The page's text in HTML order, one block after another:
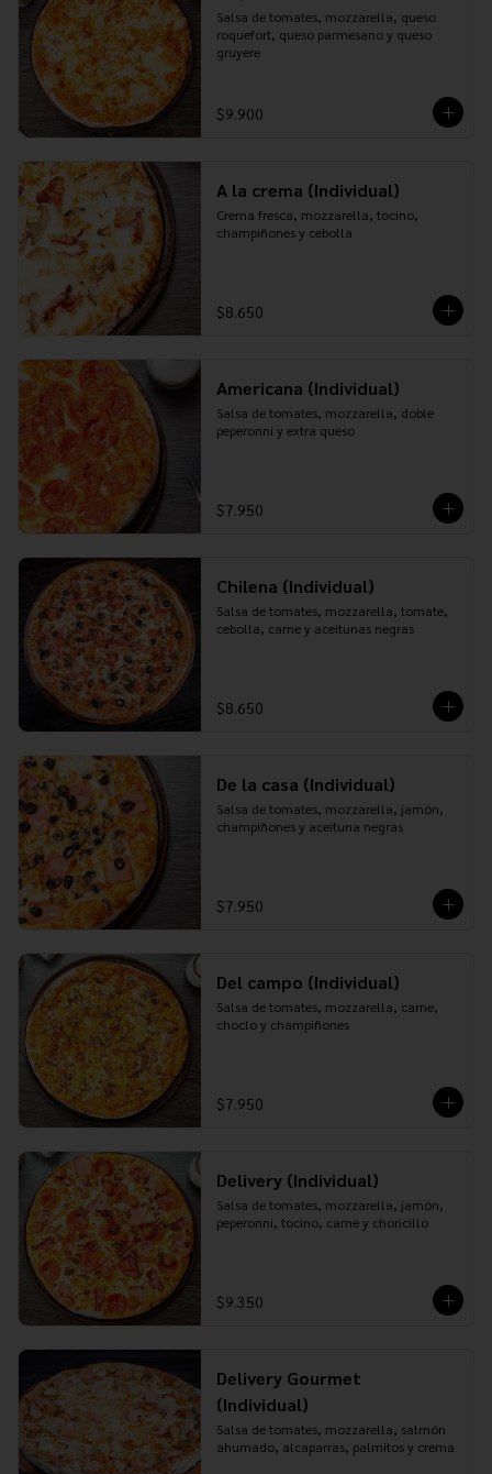
Salsa de tomates, mozzarella, queso
roquefort, queso parmesano y queso
gruyere
$9.900
A la crema (Individual)
Crema fresca, mozzarella, tocino,
champiñones y cebolla
$8.650
Americana (Individual)
Salsa de tomates, mozzarella, doble
peperonni y extra queso
$7.950
Chilena (Individual)
Salsa de tomates, mozzarella, tomate,
cebolla, carne y aceitunas negras
$8.650
De la casa (Individual)
Salsa de tomates, mozzarella, jamón,
champiñones y aceituna negras
$7.950
Del campo (Individual)
Salsa de tomates, mozzarella, carne,
choclo y champiñones
$7.950
Delivery (Individual)
Salsa de tomates, mozzarella, jamón,
peperonni, tocino, carne y choricillo
$9.350
Delivery Gourmet
(Individual)
Salsa de tomates, mozzarella, salmón
ahumado, alcaparras, palmitos y crema